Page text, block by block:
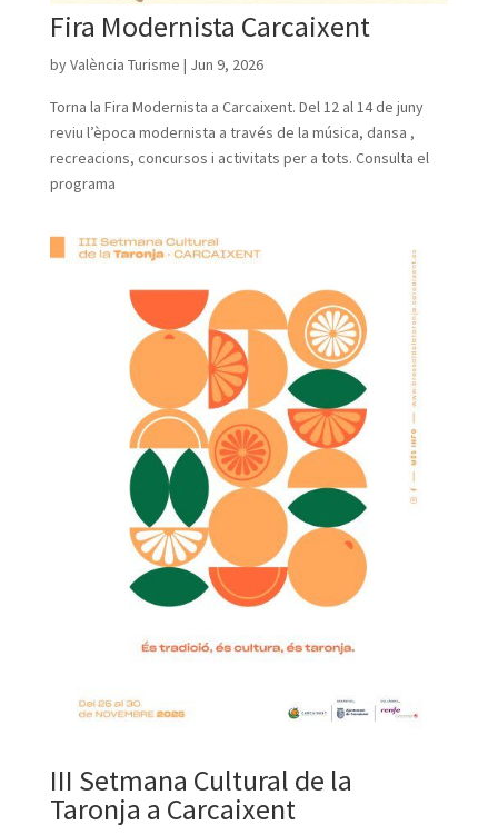
Fira Modernista Carcaixent
byValència Turisme | Jun 9, 2026
Torna la Fira Modernista a Carcaixent. Del 12 al 14 de juny
reviu l’època modernista a través de la música, dansa ,
recreacions, concursos i activitats per a tots. Consulta el
programa
III Setmana Cultural de la
Taronja a Carcaixent